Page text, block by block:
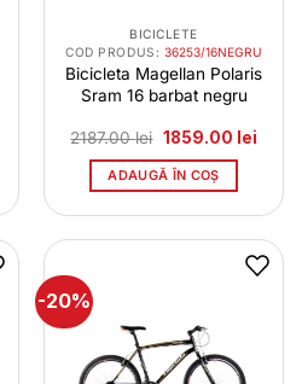
BICICLETE
COD PRODUS: 36253/16NEGRU
Bicicleta Magellan Polaris
Sram 16 barbat negru
2187.00lei Prețul
a
fost:
1859.00 leiPrețul
ADAUGĂ ÎN COȘ
-20%